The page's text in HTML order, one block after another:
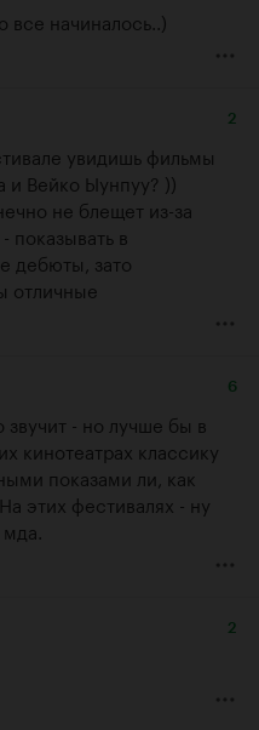
все начиналось..)
2
увидишь фильмы
и Вейко Ыунпуу? ))
не блещет из-за
показывать в
дебюты, зато
отличные
6
- но лучше бы в
кинотеатрах классику
показами ли, как
этих фестивалях - ну
2